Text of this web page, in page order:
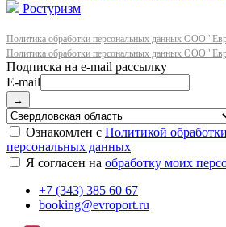
Ростуризм
Политика обработки персональных данных ООО
Политика обработки персональных данных ООО
E-mail
→
Ознакомлен с Политикой
персональных данных
Я согласен на обработку моих
+7 (343) 385 60 67
booking@evroport.ru